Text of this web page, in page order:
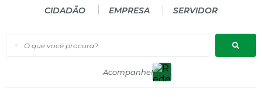
O que você procura?
CIDADÃO EMPRESA SERVIDOR